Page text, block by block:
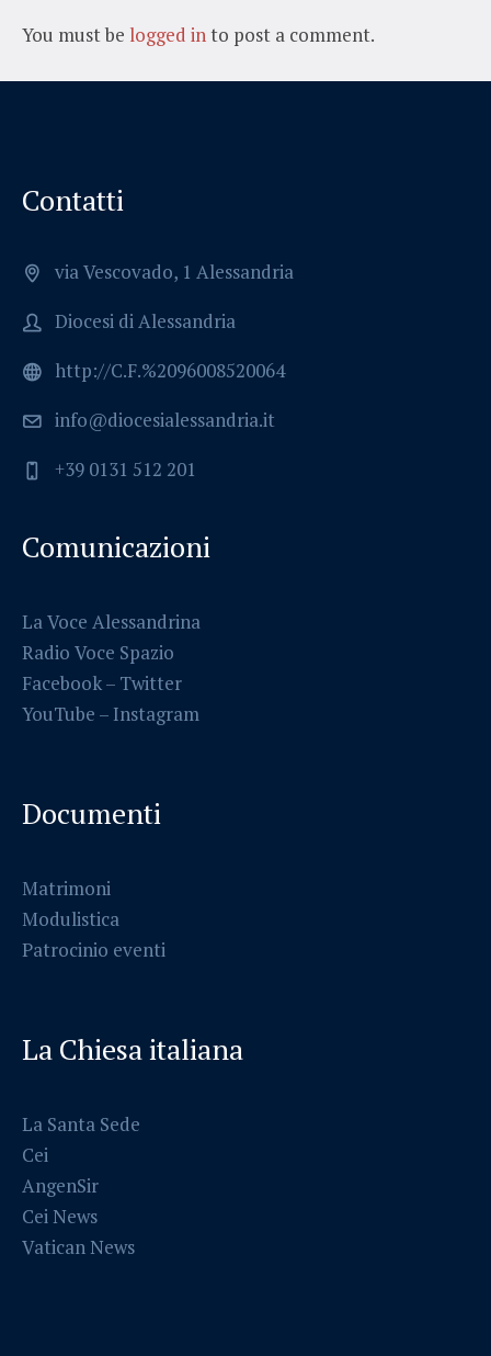
You must be logged into post a comment.
Contatti
via Vescovado, 1 Alessandria
Diocesi di Alessandria
http://C.F.%2096008520064
info@diocesialessandria.it
+39 0131 512 201
Comunicazioni
La Voce Alessandrina
Radio Voce Spazio
Facebook– Twitter
YouTube – Instagram
Documenti
Matrimoni
Modulistica
Patrocinio eventi
La Chiesa italiana
La Santa Sede
Cei
AngenSir
Cei News
Vatican News